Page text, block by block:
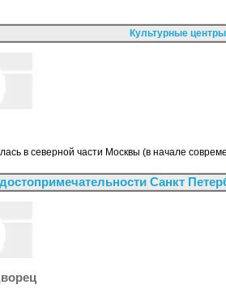
Культурные
в северной части Москвы (в начале
Санкт